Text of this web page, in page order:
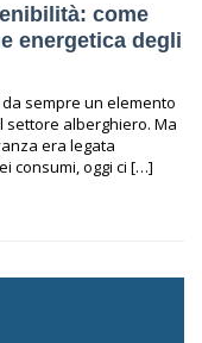
come
energetica degli
sempre un elemento
alberghiero. Ma
era legata
consumi, oggi ci […]